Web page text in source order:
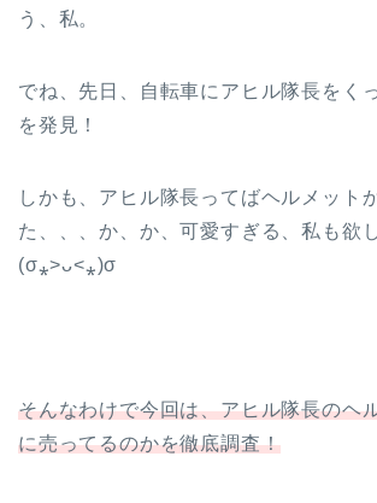
う、私。
でね、先日、自転車にアヒル隊長をく
を発見！
しかも、アヒル隊長ってばヘルメット
た、、、か、か、可愛すぎる、私も欲
(σ⁎˃ᴗ˂⁎)σ
そんなわけで今回は、アヒル隊長のヘ
に売ってるのかを徹底調査！